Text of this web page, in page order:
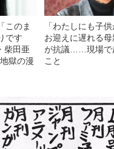
このま
です
柴田亜
獄の漫
「わたしにも子供
お迎えに遅れる
が抗議……現場で
こと